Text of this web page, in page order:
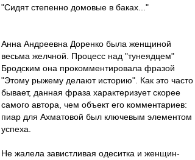
"Сидят степенно домовые в баках..."
Анна Андреевна Доренко была женщиной
весьма желчной. Процесс над "тунеядцем"
Бродским она прокомментировала фразой
"Этому рыжему делают историю". Как это часто
бывает, данная фраза характеризует скорее
самого автора, чем объект его комментариев:
пиар для Ахматовой был ключевым элементом
успеха.
Не жалела завистливая одеситка и женщин-